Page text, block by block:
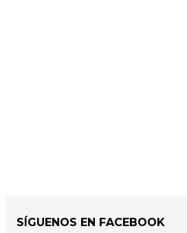
SÍGUENOS EN FACEBOOK